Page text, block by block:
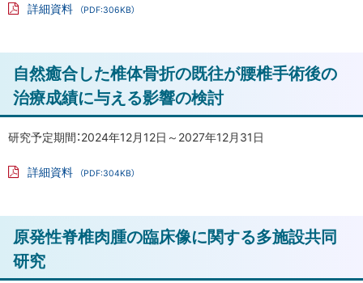
お
至
適
回
転
向
有
限
要
素
戻
ァ
イ
ル
詳細資料 （PDF:306KB）
ト
ッ
プ
に
る
自然癒合した椎体骨折の既往が腰椎手術後の
治療成績に与える影響の検討
研究予定期間：2024年12月12日～2027年12月31日
ァ
イ
ル
詳細資料 （PDF:304KB）
ト
ッ
プ
原発性脊椎肉腫の臨床像に関する多施設共同
研究